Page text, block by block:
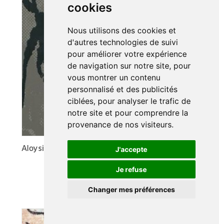
cookies
Nous utilisons des cookies et
d'autres technologies de suivi
pour améliorer votre expérience
de navigation sur notre site, pour
vous montrer un contenu
personnalisé et des publicités
ciblées, pour analyser le trafic de
notre site et pour comprendre la
provenance de nos visiteurs.
J'accepte
Je refuse
Changer mes préférences
Aloysius